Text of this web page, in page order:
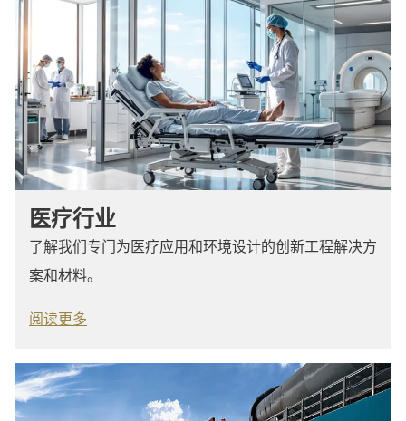
医疗行业
了解我们专门为医疗应用和环境设计的创新工程解决方
案和材料。
阅读更多